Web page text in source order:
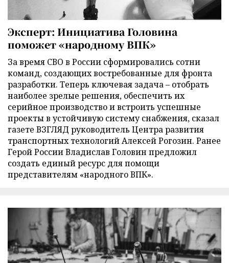
Эксперт: Инициатива Головина
поможет «народному ВПК»
За время СВО в России сформировались сотни
команд, создающих востребованные для фронта
разработки. Теперь ключевая задача – отобрать
наиболее зрелые решения, обеспечить их
серийное производство и встроить успешные
проекты в устойчивую систему снабжения, сказал
газете ВЗГЛЯД руководитель Центра развития
транспортных технологий Алексей Рогозин. Ранее
Герой России Владислав Головин предложил
создать единый ресурс для помощи
представителям «народного ВПК».